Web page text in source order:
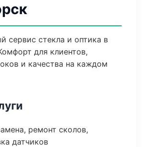
сервис стекла и оптика в
для клиентов,
и качества на каждом
ремонт сколов,
датчиков